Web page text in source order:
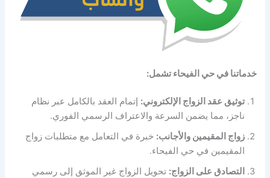
خدماتنا في حي الفيحاء تشمل:
توثيق عقد الزواج الإلكتروني: إتمام العقد بالكامل عبر نظام
ناجز، مما يضمن السرعة والاعتراف الرسمي الفوري.
زواج المقيمين والأجانب: خبرة في التعامل مع متطلبات زواج
المقيمين في حي الفيحاء.
التصادق على الزواج: تحويل الزواج غير الموثق إلى رسمي